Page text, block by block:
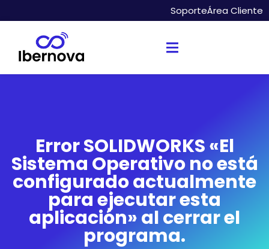
SoporteÁrea Cliente
Error SOLIDWORKS «El
Sistema Operativo no está
configurado actualmente
para ejecutar esta
aplicación» al cerrar el
programa.